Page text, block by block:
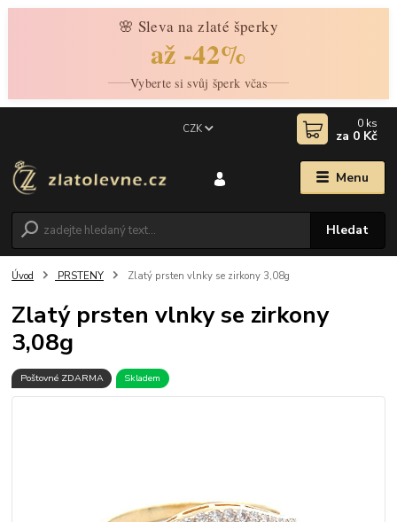
🌸 Sleva na zlaté šperky
až -42%
Vyberte si svůj šperk včas
Menu
CZK
Hledat
0 ks
za 0 Kč
Úvod PRSTENY Zlatý prsten vlnky se zirkony 3,08g
Zlatý prsten vlnky se zirkony
3,08g
Poštovné ZDARMA Skladem